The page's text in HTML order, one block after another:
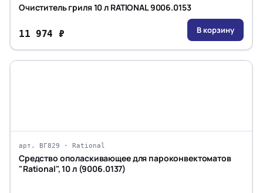
Очиститель гриля 10 л RATIONAL 9006.0153
11 974 ₽ В корзину
арт. ВГ829 · Rational
Средство ополаскивающее для пароконвектоматов
"Rational", 10 л (9006.0137)